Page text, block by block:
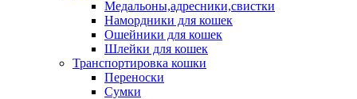
Медальоны,адресники,свистки
Намордники для кошек
Ошейники для кошек
Шлейки для кошек
Транспортировка кошки
Переноски
Сумки